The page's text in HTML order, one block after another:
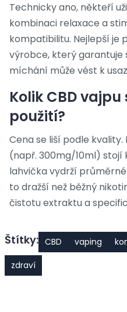
Technicky ano, někteří
kombinaci relaxace a
kompatibilitu. Nejlepší je
výrobce, který garantuje
míchání může vést k
Kolik CBD
použití?
Cena se liší podle
(např. 300mg/10ml) stojí
lahvička vydrží
to dražší než běžný
čistotu extraktu a
Štítky: CBD vaping
zdraví